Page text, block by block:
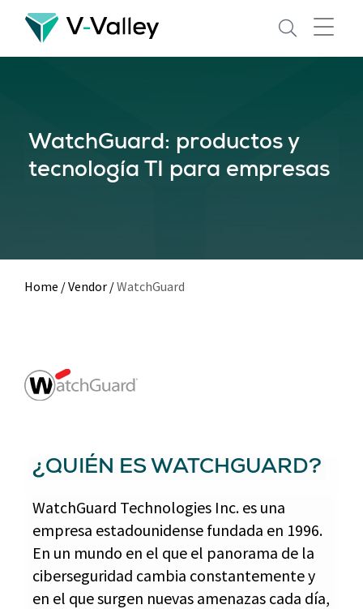
Skip
main
WatchGuard: productos y
tecnología TI para empresas
Home /Vendor /WatchGuard
¿QUIÉN ES WATCHGUARD?
WatchGuard Technologies Inc. es una
empresa estadounidense fundada en 1996.
En un mundo en el que el panorama de la
ciberseguridad cambia constantemente y
en el que surgen nuevas amenazas cada día,